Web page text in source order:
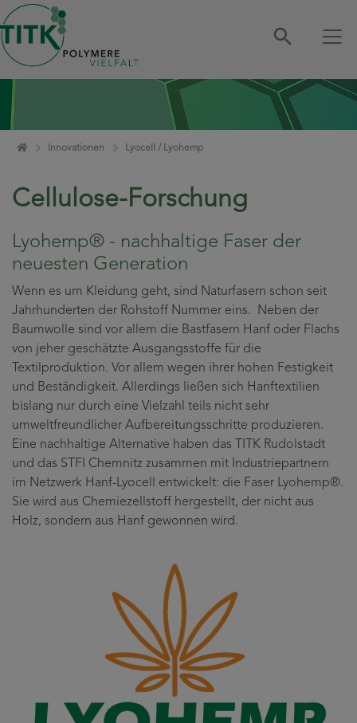
HomeInnovationen Lyocell / Lyohemp
Cellulose-Forschung
Lyohemp® - nachhaltige Faser der
neuesten Generation
Wenn es um Kleidung geht, sind Naturfasern schon seit
Jahrhunderten der Rohstoff Nummer eins. Neben der
Baumwolle sind vor allem die Bastfasern Hanf oder Flachs
von jeher geschätzte Ausgangsstoffe für die
Textilproduktion. Vor allem wegen ihrer hohen Festigkeit
und Beständigkeit. Allerdings ließen sich Hanftextilien
bislang nur durch eine Vielzahl teils nicht sehr
umweltfreundlicher Aufbereitungsschritte produzieren.
Eine nachhaltige Alternative haben das TITK Rudolstadt
und das STFI Chemnitz zusammen mit Industriepartnern
im Netzwerk Hanf-Lyocell entwickelt: die Faser Lyohemp®.
Sie wird aus Chemiezellstoff hergestellt, der nicht aus
Holz, sondern aus Hanf gewonnen wird.